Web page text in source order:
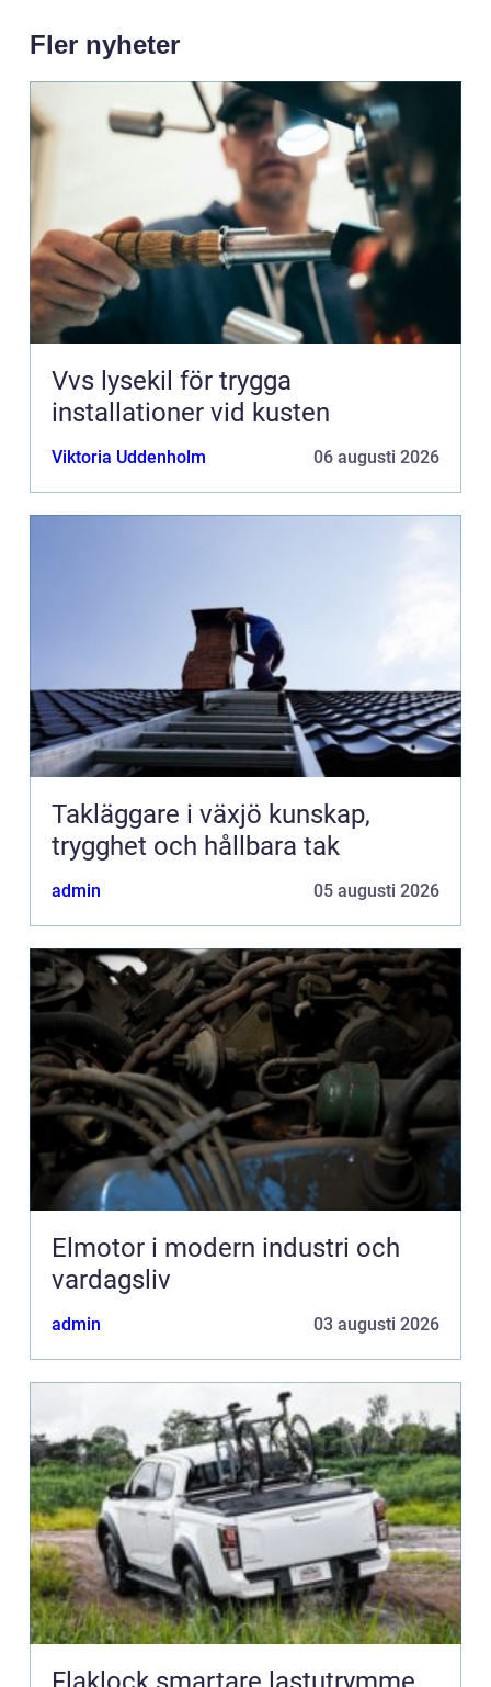
Fler nyheter
Vvs lysekil för trygga
installationer vid kusten
Viktoria Uddenholm 06 augusti 2026
Takläggare i växjö kunskap,
trygghet och hållbara tak
admin 05 augusti 2026
Elmotor i modern industri och
vardagsliv
admin 03 augusti 2026